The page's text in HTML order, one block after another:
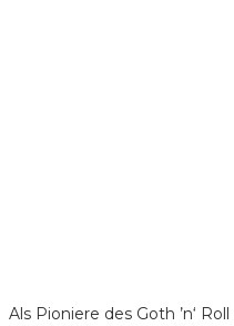
Als Pioniere des Goth ’n‘